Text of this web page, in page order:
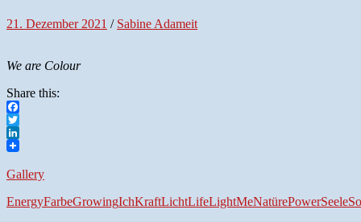
21. Dezember 2021 / Sabine Adameit
We are Colour
Share this:
Facebook
Twitter
LinkedIn
Gallery
EnergyFarbeGrowingIchKraftLichtLifeLightMeNatürePowerSeele